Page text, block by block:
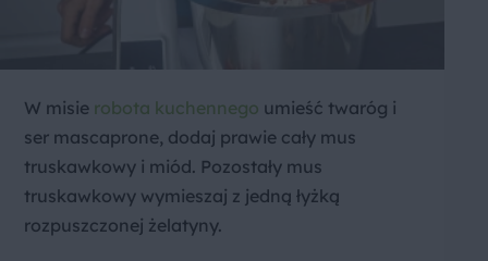
W misie robota kuchennego umieść twaróg i
ser mascaprone, dodaj prawie cały mus
truskawkowy i miód. Pozostały mus
truskawkowy wymieszaj z jedną łyżką
rozpuszczonej żelatyny.